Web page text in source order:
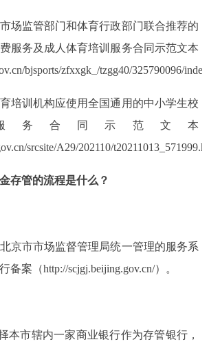
监管部门和体育行政部门联合推荐的
服务及成人体育培训服务合同示范文本
bjsports/zfxxgk_/tzgg40/325790096/
训机构应使用全国通用的中小学生校
务合同示范文本
srcsite/A29/202110/
管的流程是什么？
市市场监督管理局统一管理的服务系
备案（http://scjgj.beijing.gov.cn/）。
市辖内一家商业银行作为存管银行，